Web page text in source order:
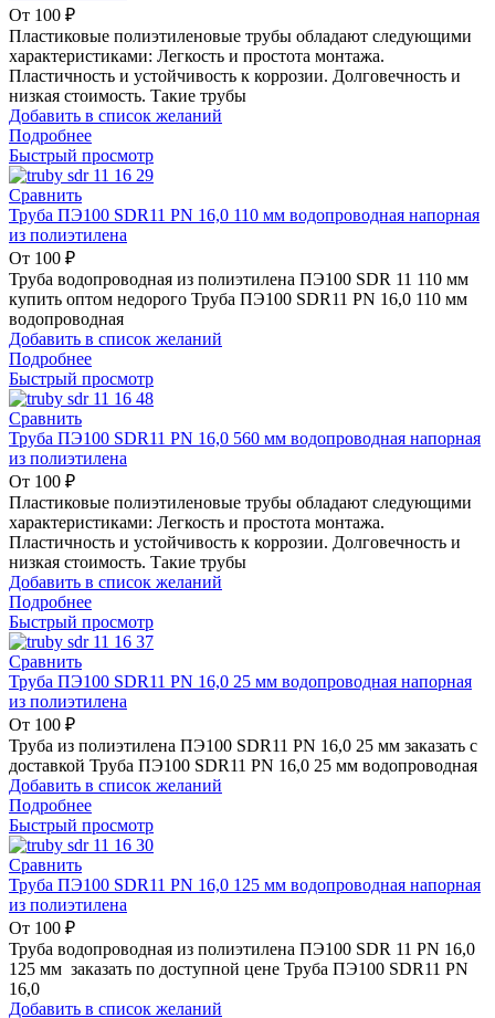
От 100 ₽
Пластиковые полиэтиленовые трубы обладают следующими
характеристиками: Легкость и простота монтажа.
Пластичность и устойчивость к коррозии. Долговечность и
низкая стоимость. Такие трубы
Добавить в список желаний
Подробнее
Быстрый просмотр
Сравнить
Труба ПЭ100 SDR11 PN 16,0 110 мм водопроводная напорная
из полиэтилена
От 100 ₽
Труба водопроводная из полиэтилена ПЭ100 SDR 11 110 мм
купить оптом недорого Труба ПЭ100 SDR11 PN 16,0 110 мм
водопроводная
Добавить в список желаний
Подробнее
Быстрый просмотр
Сравнить
Труба ПЭ100 SDR11 PN 16,0 560 мм водопроводная напорная
из полиэтилена
От 100 ₽
Пластиковые полиэтиленовые трубы обладают следующими
характеристиками: Легкость и простота монтажа.
Пластичность и устойчивость к коррозии. Долговечность и
низкая стоимость. Такие трубы
Добавить в список желаний
Подробнее
Быстрый просмотр
Сравнить
Труба ПЭ100 SDR11 PN 16,0 25 мм водопроводная напорная
из полиэтилена
От 100 ₽
Труба из полиэтилена ПЭ100 SDR11 PN 16,0 25 мм заказать с
доставкой Труба ПЭ100 SDR11 PN 16,0 25 мм водопроводная
Добавить в список желаний
Подробнее
Быстрый просмотр
Сравнить
Труба ПЭ100 SDR11 PN 16,0 125 мм водопроводная напорная
из полиэтилена
От 100 ₽
Труба водопроводная из полиэтилена ПЭ100 SDR 11 PN 16,0
125 мм заказать по доступной цене Труба ПЭ100 SDR11 PN
16,0
Добавить в список желаний